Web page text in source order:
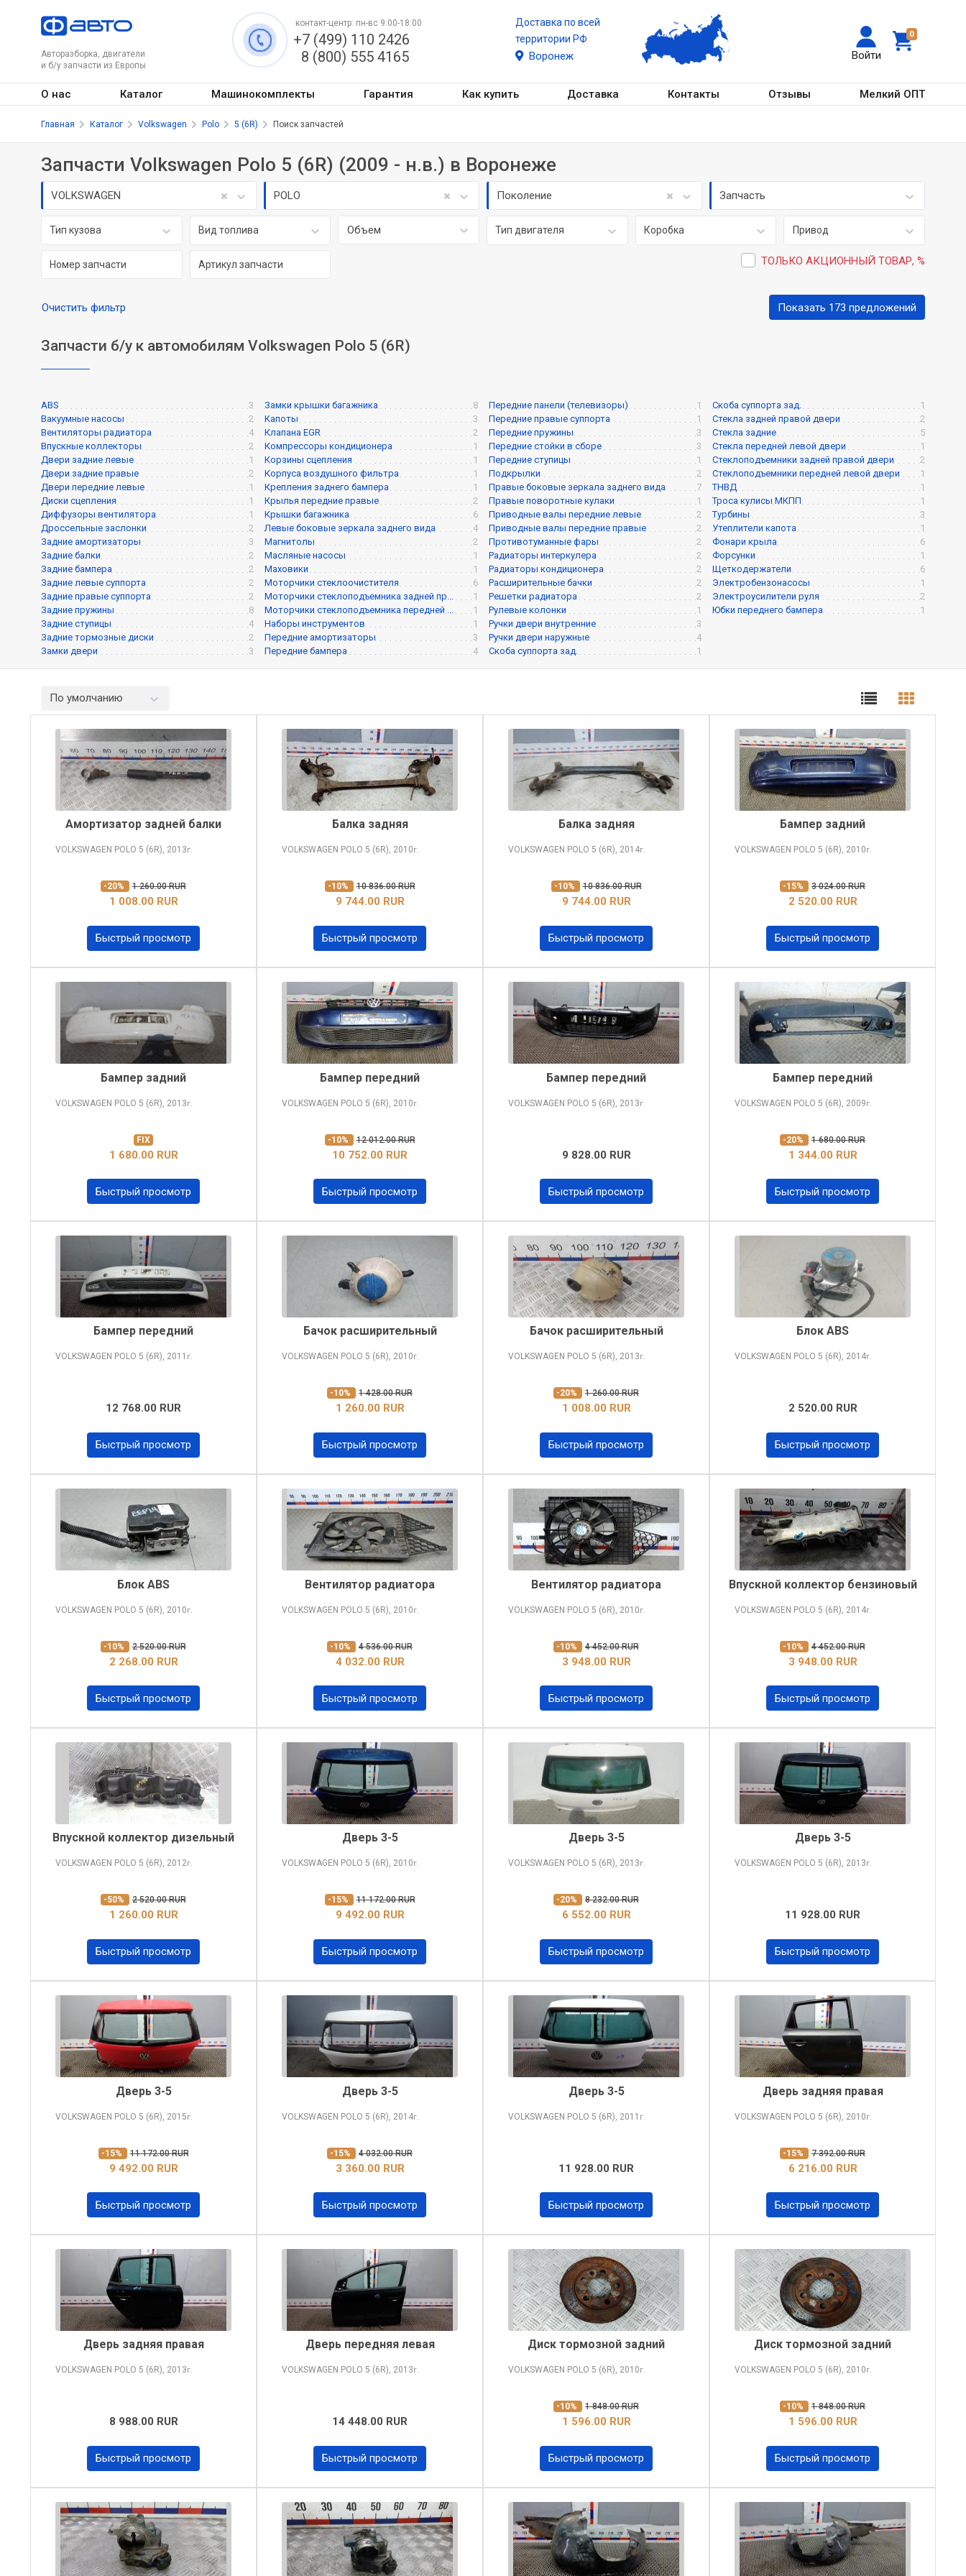
Авторазборка, двигатели
и б/у запчасти из Европы
0
Войти
контакт-центр: пн-вс 9:00-18:00
+7 (499) 110 2426
8 (800) 555 4165
Доставка по всей
территории РФ
Воронеж
О нас Каталог Машинокомплекты Гарантия Как купить Доставка Контакты Отзывы Мелкий ОПТ
Главная Каталог Volkswagen Polo 5 (6R) Поиск запчастей
Запчасти Volkswagen Polo 5 (6R) (2009 - н.в.) в Воронеже
VOLKSWAGEN POLO Поколение Запчасть
Тип кузова Вид топлива Объем Тип двигателя Коробка Привод
ТОЛЬКО АКЦИОННЫЙ ТОВАР, %
Очистить фильтр Показать 173 предложений
Запчасти б/у к автомобилям Volkswagen Polo 5 (6R)
ABS
3
Вакуумные насосы
2
Вентиляторы радиатора
4
Впускные коллекторы
2
Двери задние левые
1
Двери задние правые
2
Двери передние левые
1
Диски сцепления
1
Диффузоры вентилятора
1
Дроссельные заслонки
2
Задние амортизаторы
3
Задние балки
2
Задние бампера
2
Задние левые суппорта
2
Задние правые суппорта
2
Задние пружины
8
Задние ступицы
4
Задние тормозные диски
2
Замки двери
3
Замки крышки багажника
8
Капоты
3
Клапана EGR
2
Компрессоры кондиционера
1
Корзины сцепления
1
Корпуса воздушного фильтра
1
Крепления заднего бампера
1
Крылья передние правые
2
Крышки багажника
6
Левые боковые зеркала заднего вида
4
Магнитолы
2
Масляные насосы
1
Маховики
1
Моторчики стеклоочистителя
6
Моторчики стеклоподъемника задней пр...
1
Моторчики стеклоподъемника передней ...
1
Наборы инструментов
1
Передние амортизаторы
3
Передние бампера
4
Передние панели (телевизоры)
1
Передние правые суппорта
1
Передние пружины
3
Передние стойки в сборе
3
Передние ступицы
1
Подкрылки
2
Правые боковые зеркала заднего вида
7
Правые поворотные кулаки
1
Приводные валы передние левые
2
Приводные валы передние правые
2
Противотуманные фары
2
Радиаторы интеркулера
2
Радиаторы кондиционера
2
Расширительные бачки
2
Решетки радиатора
2
Рулевые колонки
1
Ручки двери внутренние
3
Ручки двери наружные
4
Скоба суппорта зад.
1
Скоба суппорта зад.
1
Стекла задней правой двери
2
Стекла задние
5
Стекла передней левой двери
1
Стеклоподъемники задней правой двери
2
Стеклоподъемники передней левой двери
1
ТНВД
1
Троса кулисы МКПП
1
Турбины
3
Утеплители капота
1
Фонари крыла
6
Форсунки
1
Щеткодержатели
6
Электробензонасосы
1
Электроусилители руля
2
Юбки переднего бампера
1
По умолчанию
Амортизатор задней балки
VOLKSWAGEN POLO 5 (6R), 2013г.
-20% 1 260.00 RUR
1 008.00 RUR
Быстрый просмотр
Балка задняя
VOLKSWAGEN POLO 5 (6R), 2010г.
-10% 10 836.00 RUR
9 744.00 RUR
Быстрый просмотр
Балка задняя
VOLKSWAGEN POLO 5 (6R), 2014г.
-10% 10 836.00 RUR
9 744.00 RUR
Быстрый просмотр
Бампер задний
VOLKSWAGEN POLO 5 (6R), 2010г.
-15% 3 024.00 RUR
2 520.00 RUR
Быстрый просмотр
Бампер задний
VOLKSWAGEN POLO 5 (6R), 2013г.
FIX
1 680.00 RUR
Быстрый просмотр
Бампер передний
VOLKSWAGEN POLO 5 (6R), 2010г.
-10% 12 012.00 RUR
10 752.00 RUR
Быстрый просмотр
Бампер передний
VOLKSWAGEN POLO 5 (6R), 2013г.
9 828.00 RUR
Быстрый просмотр
Бампер передний
VOLKSWAGEN POLO 5 (6R), 2009г.
-20% 1 680.00 RUR
1 344.00 RUR
Быстрый просмотр
Бампер передний
VOLKSWAGEN POLO 5 (6R), 2011 г.
12 768.00 RUR
Быстрый просмотр
Бачок расширительный
VOLKSWAGEN POLO 5 (6R), 2010г.
-10% 1 428.00 RUR
1 260.00 RUR
Быстрый просмотр
Бачок расширительный
VOLKSWAGEN POLO 5 (6R), 2013г.
-20% 1 260.00 RUR
1 008.00 RUR
Быстрый просмотр
Блок ABS
VOLKSWAGEN POLO 5 (6R), 2014г.
2 520.00 RUR
Быстрый просмотр
Блок ABS
VOLKSWAGEN POLO 5 (6R), 2010г.
-10% 2 520.00 RUR
2 268.00 RUR
Быстрый просмотр
Вентилятор радиатора
VOLKSWAGEN POLO 5 (6R), 2010г.
-10% 4 536.00 RUR
4 032.00 RUR
Быстрый просмотр
Вентилятор радиатора
VOLKSWAGEN POLO 5 (6R), 2010г.
-10% 4 452.00 RUR
3 948.00 RUR
Быстрый просмотр
Впускной коллектор бензиновый
VOLKSWAGEN POLO 5 (6R), 2014г.
-10% 4 452.00 RUR
3 948.00 RUR
Быстрый просмотр
Впускной коллектор дизельный
VOLKSWAGEN POLO 5 (6R), 2012г.
-50% 2 520.00 RUR
1 260.00 RUR
Быстрый просмотр
Дверь 3-5
VOLKSWAGEN POLO 5 (6R), 2010г.
-15% 11 172.00 RUR
9 492.00 RUR
Быстрый просмотр
Дверь 3-5
VOLKSWAGEN POLO 5 (6R), 2013г.
-20% 8 232.00 RUR
6 552.00 RUR
Быстрый просмотр
Дверь 3-5
VOLKSWAGEN POLO 5 (6R), 2013г.
11 928.00 RUR
Быстрый просмотр
Дверь 3-5
VOLKSWAGEN POLO 5 (6R), 2015г.
-15% 11 172.00 RUR
9 492.00 RUR
Быстрый просмотр
Дверь 3-5
VOLKSWAGEN POLO 5 (6R), 2014г.
-15% 4 032.00 RUR
3 360.00 RUR
Быстрый просмотр
Дверь 3-5
VOLKSWAGEN POLO 5 (6R), 2011 г.
11 928.00 RUR
Быстрый просмотр
Дверь задняя правая
VOLKSWAGEN POLO 5 (6R), 2010г.
-15% 7 392.00 RUR
6 216.00 RUR
Быстрый просмотр
Дверь задняя правая
VOLKSWAGEN POLO 5 (6R), 2013г.
8 988.00 RUR
Быстрый просмотр
Дверь передняя левая
VOLKSWAGEN POLO 5 (6R), 2013г.
14 448.00 RUR
Быстрый просмотр
Диск тормозной задний
VOLKSWAGEN POLO 5 (6R), 2010г.
-10% 1 848.00 RUR
1 596.00 RUR
Быстрый просмотр
Диск тормозной задний
VOLKSWAGEN POLO 5 (6R), 2010г.
-10% 1 848.00 RUR
1 596.00 RUR
Быстрый просмотр